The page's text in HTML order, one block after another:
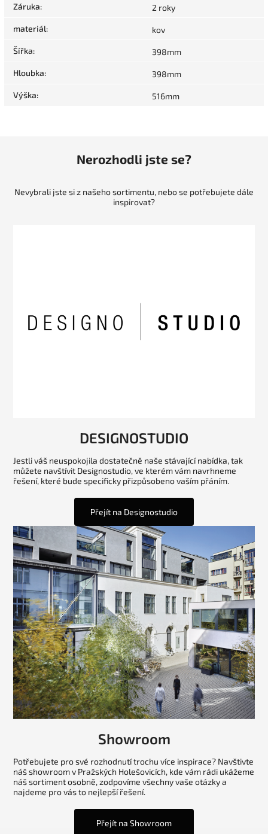
Záruka: 2 roky
materiál: kov
Šířka: 398mm
Hloubka: 398mm
Výška: 516mm
Nerozhodli jste se?
Nevybrali jste si z našeho sortimentu, nebo se potřebujete dále
inspirovat?
DESIGNOSTUDIO
Jestli váš neuspokojila dostatečně naše stávající nabídka, tak
můžete navštívit Designostudio, ve kterém vám navrhneme
řešení, které bude specificky přizpůsobeno vaším přáním.
Přejít na Designostudio
Showroom
Potřebujete pro své rozhodnutí trochu více inspirace? Navštivte
náš showroom v Pražských Holešovicích, kde vám rádi ukážeme
náš sortiment osobně, zodpovíme všechny vaše otázky a
najdeme pro vás to nejlepší řešení.
Přejít na Showroom